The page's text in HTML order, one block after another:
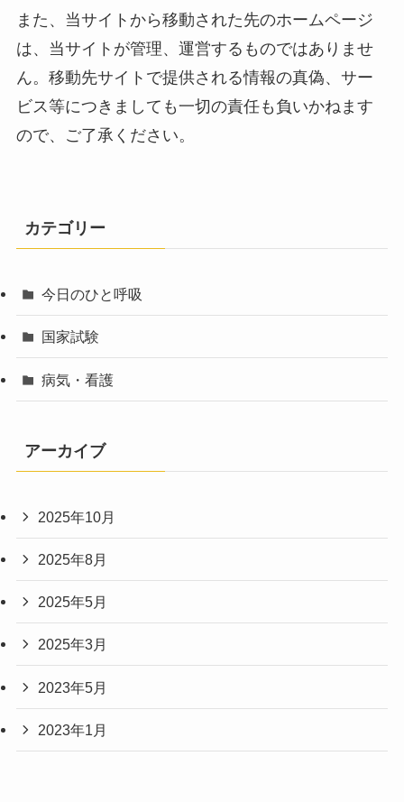
また、当サイトから移動された先のホームページ
は、当サイトが管理、運営するものではありませ
ん。移動先サイトで提供される情報の真偽、サー
ビス等につきましても一切の責任も負いかねます
ので、ご了承ください。
カテゴリー
今日のひと呼吸
国家試験
病気・看護
アーカイブ
2025年10月
2025年8月
2025年5月
2025年3月
2023年5月
2023年1月